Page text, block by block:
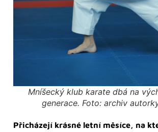
Mníšecký klub karate dbá na
generace. Foto: archiv
Přicházejí krásné letní měsíce, na